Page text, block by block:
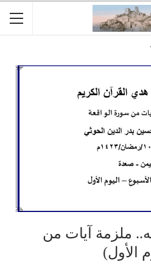
ملزمة آيات من
الأول)